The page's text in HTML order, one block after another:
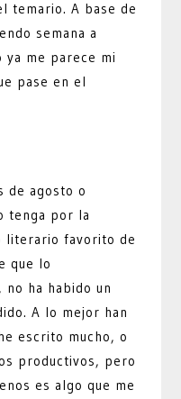
temario. A base de
semana a
ya me parece mi
pase en el
de agosto o
tenga por la
literario favorito de
que lo
ha habido un
A lo mejor han
escrito mucho, o
productivos, pero
es algo que me